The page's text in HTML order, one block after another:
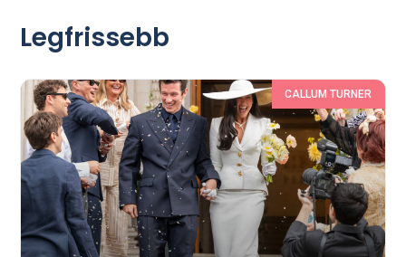
Legfrissebb
CALLUM TURNER